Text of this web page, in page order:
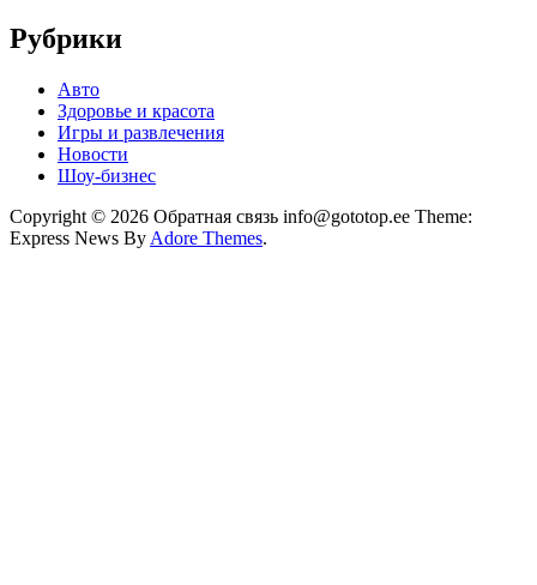
Рубрики
Авто
Здоровье и красота
Игры и развлечения
Новости
Шоу-бизнес
Copyright © 2026 Обратная связь info@gototop.ee Theme:
Express News By Adore Themes.